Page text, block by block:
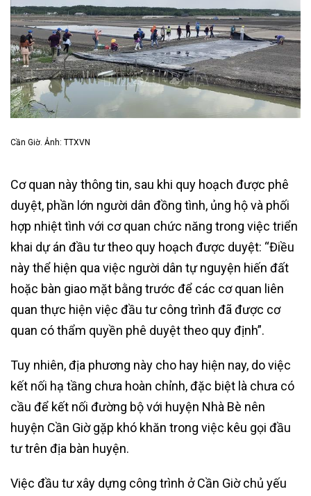
Cần Giờ. Ảnh: TTXVN
Cơ quan này thông tin, sau khi quy hoạch được phê
duyệt, phần lớn người dân đồng tình, ủng hộ và phối
hợp nhiệt tình với cơ quan chức năng trong việc triển
khai dự án đầu tư theo quy hoạch được duyệt: “Điều
này thể hiện qua việc người dân tự nguyện hiến đất
hoặc bàn giao mặt bằng trước để các cơ quan liên
quan thực hiện việc đầu tư công trình đã được cơ
quan có thẩm quyền phê duyệt theo quy định”.
Tuy nhiên, địa phương này cho hay hiện nay, do việc
kết nối hạ tầng chưa hoàn chỉnh, đặc biệt là chưa có
cầu để kết nối đường bộ với huyện Nhà Bè nên
huyện Cần Giờ gặp khó khăn trong việc kêu gọi đầu
tư trên địa bàn huyện.
Việc đầu tư xây dựng công trình ở Cần Giờ chủ yếu